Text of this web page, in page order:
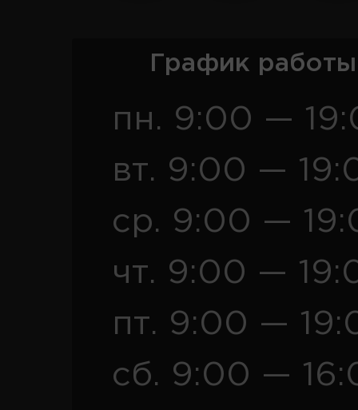
График
пн. 9:00 —
вт. 9:00 —
ср. 9:00 —
чт. 9:00 —
пт. 9:00 —
сб. 9:00 —